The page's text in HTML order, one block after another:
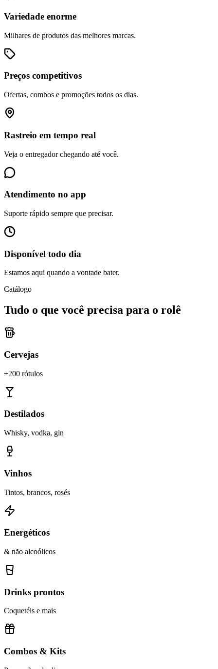
Variedade enorme
Milhares de produtos das melhores marcas.
Preços competitivos
Ofertas, combos e promoções todos os dias.
Rastreio em tempo real
Veja o entregador chegando até você.
Atendimento no app
Suporte rápido sempre que precisar.
Disponível todo dia
Estamos aqui quando a vontade bater.
Catálogo
Tudo o que você precisa para o rolê
Cervejas
+200 rótulos
Destilados
Whisky, vodka, gin
Vinhos
Tintos, brancos, rosés
Energéticos
& não alcoólicos
Drinks prontos
Coquetéis e mais
Combos & Kits